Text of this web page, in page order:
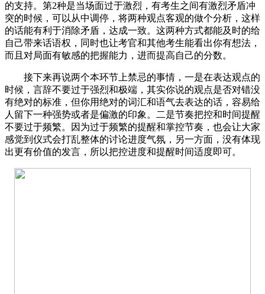
的支持。第2种是当场面过于激烈，有考生之间有激烈矛盾冲
突的时候，可以从中调停，将两种观点客观的做个分析，这样
的话能有利于消除矛盾，达成一致。这两种方式都能及时的给
自己带来话语权，同时也让考官和其他考生能看出你有想法，
而且对局面有敏感的把握能力，进而提高自己的分数。
接下来再说两个本环节上禁忌的事情，一是在表达观点的
时候，言辞不要过于强烈和极端，其实你说的观点是否对错没
有绝对的标准，但你用绝对的词汇和语气去表达的话，容易给
人留下一种强势或者是偏激的印象。二是节奏把控和时间提醒
不要过于频繁。因为过于频繁的提醒和掌控节奏，也会让大家
感觉到仪式会打乱整体的讨论进度气氛，另一方面，没有体现
出更有价值的发言，所以把控进度和提醒时间适度即可。